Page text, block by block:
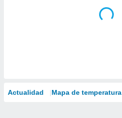
Actualidad Mapa de temperatura